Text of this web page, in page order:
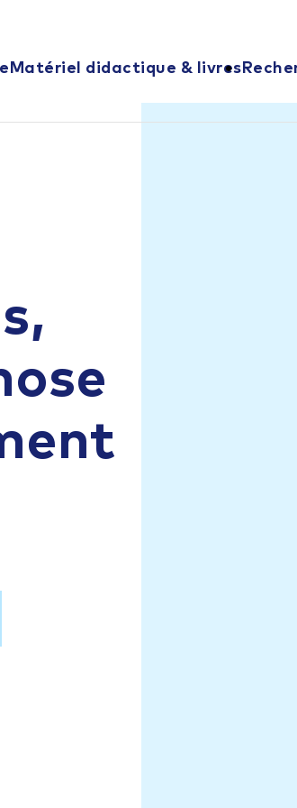
Matériel didactique & livres